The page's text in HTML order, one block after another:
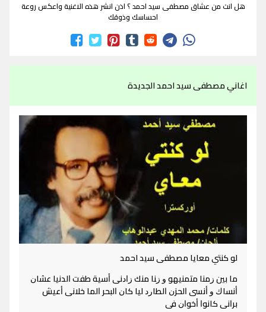
هل انت من عشاق مصطفى سيد احمد ؟ اذن انشر هذه الاغنية واعكس روعة
احساسك وذوقك
اغاني مصطفى سيد احمد الجديدة
لو كنتي معايا مصطفى سيد احمد
ﻣﺎ ﺑﻴﻦ ﺯﻣﻨﺎ ﻣﺘﻤﻨﻴﻬﻮ ﻭ ﺯﻨﺎ ﻣﻨﻚ ﺯﺍﺩﻧﻰ ﺃﺳﻴﺔ ﻃﻔﺖ ﺍﻟﺪﻧﻴﺎ ﻋﺸﺎﻥ
ﺃﻧﺴﺎﻙ ﻭ ﺃﻧﺴﻰ ﺍﻟﺤﺰﻥ ﺍﻟﻄﺎﺭﺩ ﻟﻴﺎ ﻛﺎﻥ ﺍﻟﺒﺤﺮ ﺍﻟﻤﺎ ﺧﻼﻧﻰ ﺃﻋﻴﺶ
ﺑﺮﺍﻧﻰ ﻛﺎﻧﻮﺍ ﺃﺧﻮﺍﻥ ﻓﻰ